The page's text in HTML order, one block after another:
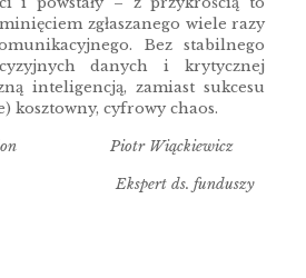
zgłaszanego wiele razy
Bez stabilnego
danych i krytycznej
inteligencją, zamiast sukcesu
kosztowny, cyfrowy chaos.
Ordon Piotr Wiąckiewicz
Ekspert ds. funduszy